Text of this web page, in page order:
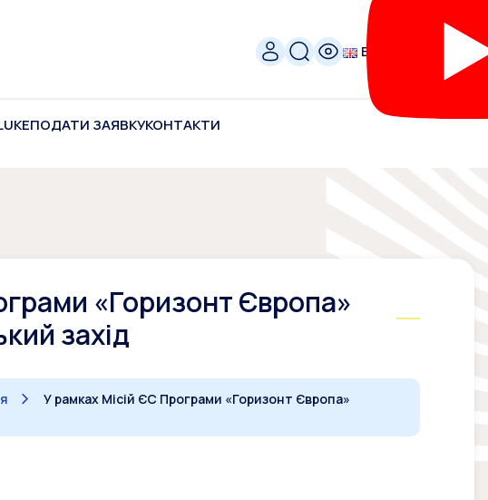
ENG
ПОДАТИ ЗАЯВКУКОНТАКТИ
«Горизонт Європа»
захід
У рамках Місій ЄС Програми «Горизонт Європа»